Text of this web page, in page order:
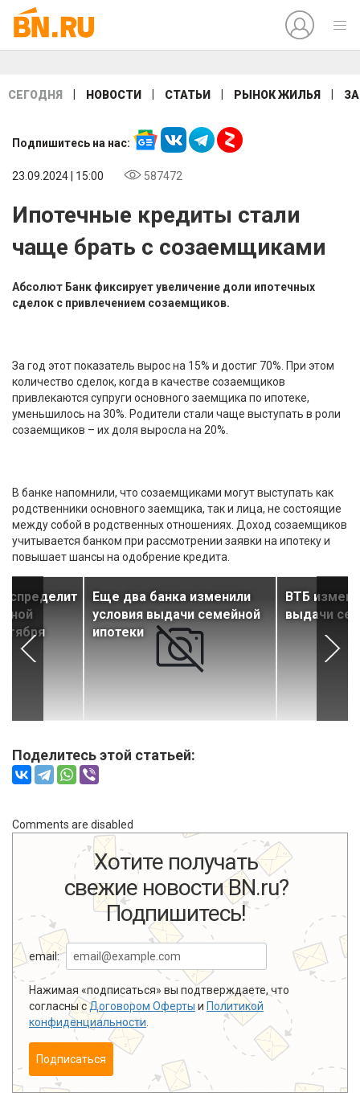
СЕГОДНЯ НОВОСТИ СТАТЬИ РЫНОК ЖИЛЬЯ
Подпишитесь на нас:
23.09.2024 | 15:00 587472
Ипотечные кредиты стали
чаще брать с созаемщиками
Абсолют Банк фиксирует увеличение доли ипотечных
сделок с привлечением созаемщиков.
За год этот показатель вырос на 15% и достиг 70%. При этом
количество сделок, когда в качестве созаемщиков
привлекаются супруги основного заемщика по ипотеке,
уменьшилось на 30%. Родители стали чаще выступать в роли
созаемщиков – их доля выросла на 20%.
В банке напомнили, что созаемщиками могут выступать как
родственники основного заемщика, так и лица, не состоящие
между собой в родственных отношениях. Доход созаемщиков
учитывается банком при рассмотрении заявки на ипотеку и
повышает шансы на одобрение кредита.
Еще два банка изменили
условия выдачи семейной
ипотеки
ВТБ
выдачи
Поделитесь этой статьей:
Comments are disabled
Хотите получать
свежие новости BN.ru?
Подпишитесь!
email:
Нажимая «подписаться» вы подтверждаете, что
согласны сДоговором Оферты и Политикой
конфиденциальности
Подписаться